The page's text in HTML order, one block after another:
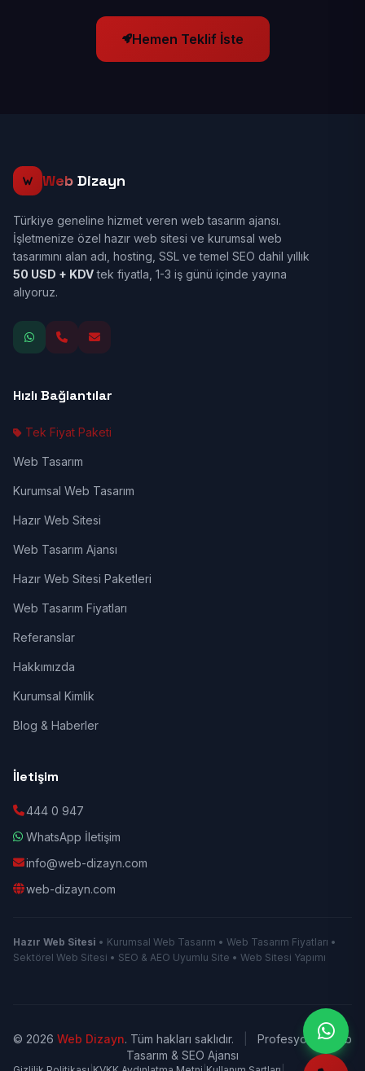
Hemen Teklif İste
Web Dizayn
Türkiye geneline hizmet veren web tasarım ajansı.
İşletmenize özel hazır web sitesi ve kurumsal web
tasarımını alan adı, hosting, SSL ve temel SEO dahil yıllık
50 USD + KDVtek fiyatla, 1-3 iş günü içinde yayına
alıyoruz.
Hızlı Bağlantılar
Tek Fiyat Paketi
Web Tasarım
Kurumsal Web Tasarım
Hazır Web Sitesi
Web Tasarım Ajansı
Hazır Web Sitesi Paketleri
Web Tasarım Fiyatları
Referanslar
Hakkımızda
Kurumsal Kimlik
Blog & Haberler
İletişim
444 0 947
WhatsApp İletişim
info@web-dizayn.com
web-dizayn.com
Hazır Web Sitesi • Kurumsal Web Tasarım • Web Tasarım Fiyatları •
Sektörel Web Sitesi • SEO & AEO Uyumlu Site • Web Sitesi Yapımı
© 2026 Web Dizayn. Tüm hakları saklıdır.
Profesyonel Web
Tasarım & SEO Ajansı